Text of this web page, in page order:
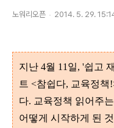
노워리오픈 2014. 5. 29.
지난 4월 11일, '쉽고
트 <참쉽다, 교육정책
다. 교육정책 읽어주
어떻게 시작하게 된